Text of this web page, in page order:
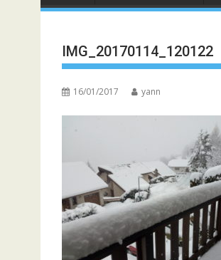
IMG_20170114_120122
16/01/2017 yann